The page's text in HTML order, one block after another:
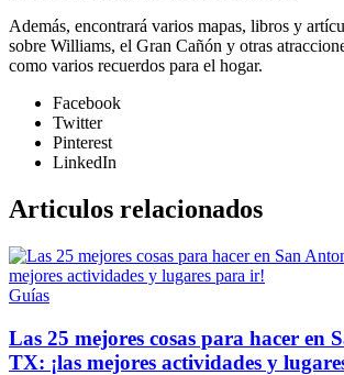
Además, encontrará varios mapas, libros y
sobre Williams, el Gran Cañón y otras
como varios recuerdos para el hogar.
Facebook
Twitter
Pinterest
LinkedIn
Articulos relacionados
Guías
Las 25 mejores cosas para hacer en
TX: ¡las mejores actividades y